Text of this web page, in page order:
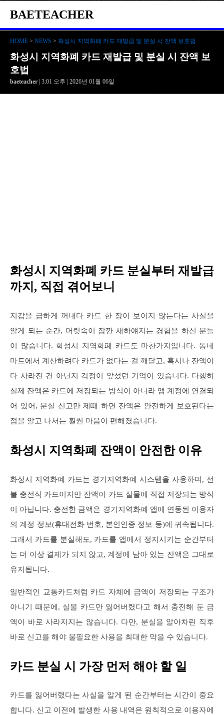
BAETEACHER
HOME > NEWS > 화성시 지역화폐 카드 재발급 및 분실 시 잔액 보호법
화성시 지역화폐 카드 재발급 및 분실 시 잔액 보
호법
baeteacher | 3:01 오후 | 2026년 01월 06일
화성시 지역화폐 카드 분실부터 재발급
까지, 직접 겪어보니
지갑을 급하게 꺼내다 카드 한 장이 보이지 않는다는 사실을
알게 되는 순간, 머릿속이 잠깐 새하얘지는 경험을 하신 분들
이 많습니다. 화성시 지역화폐 카드도 마찬가지입니다. 동네
마트에서 계산하려다 카드가 없다는 걸 깨닫고, 혹시나 잔액이
다 사라진 건 아닌지 걱정이 앞섰던 기억이 있습니다. 다행히
실제 잔액은 카드에 저장되는 방식이 아니라 앱 계정에 연결되
어 있어, 분실 신고만 제때 하면 잔액은 안전하게 보호된다는
점을 알고 나서는 훨씬 마음이 편해졌습니다.
화성시 지역화폐 잔액이 안전한 이유
화성시 지역화폐 카드는 경기지역화폐 시스템을 사용하며, 선
불 충전식 카드이지만 잔액이 카드 실물에 직접 저장되는 방식
이 아닙니다. 충전한 금액은 경기지역화폐 앱에 연동된 이용자
의 계정 정보(휴대전화 번호, 본인인증 정보 등)에 귀속됩니다.
그래서 카드를 분실해도, 카드를 앱에서 정지시키는 순간부터
는 더 이상 결제가 되지 않고, 계정에 남아 있는 잔액은 그대로
유지됩니다.
일반적인 교통카드처럼 카드 자체에 금액이 저장되는 구조가
아니기 때문에, 실물 카드만 잃어버렸다고 해서 충전해 둔 금
액이 바로 사라지지는 않습니다. 다만, 분실을 알아차린 직후
바로 신고를 해야 불필요한 사용을 최대한 막을 수 있습니다.
카드 분실 시 가장 먼저 해야 할 일
카드를 잃어버렸다는 사실을 알게 된 순간부터는 시간이 중요
합니다. 신고 이전에 발생한 사용 내역은 원칙적으로 이용자에